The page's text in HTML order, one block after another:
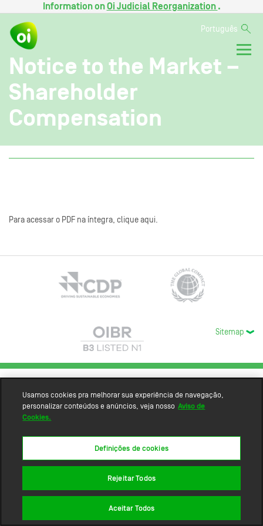
Information onOi Judicial Reorganization .
Português
Notice to the Market –
Shareholder
Compensation
Para acessar o PDF na íntegra, clique aqui.
Sitemap
Usamos cookies pra melhorar sua experiência de navegação,
personalizar conteúdos e anúncios, veja nosso Aviso de
Cookies.
Definições de cookies
Rejeitar Todos
Aceitar Todos